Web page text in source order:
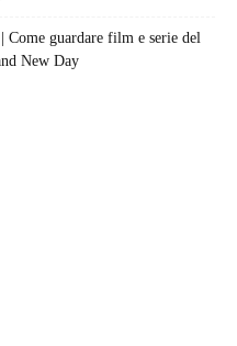
guardare film e serie del
New Day